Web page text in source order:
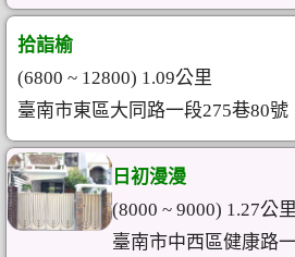
拾詣榆
(6800 ~ 12800) 1.09公里
臺南市東區大同路一段275巷80號
日初漫漫
(8000 ~ 9000) 1.27公里
臺南市中西區健康路